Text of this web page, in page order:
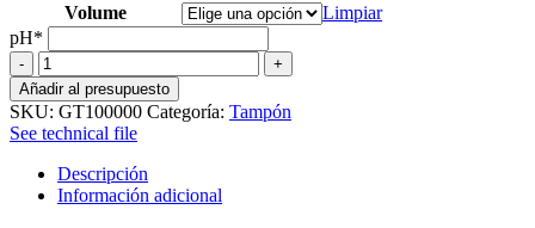
Volume
Limpiar
pH*
Phosphate
Buffer
cantidad
Añadir al presupuesto
SKU: GT100000 Categoría: Tampón
See technical file
Descripción
Información adicional